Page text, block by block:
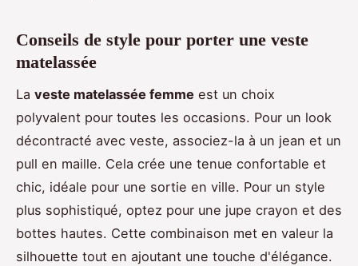
Conseils de style pour porter une veste
matelassée
La veste matelassée femme est un choix
polyvalent pour toutes les occasions. Pour un look
décontracté avec veste, associez-la à un jean et un
pull en maille. Cela crée une tenue confortable et
chic, idéale pour une sortie en ville. Pour un style
plus sophistiqué, optez pour une jupe crayon et des
bottes hautes. Cette combinaison met en valeur la
silhouette tout en ajoutant une touche d'élégance.